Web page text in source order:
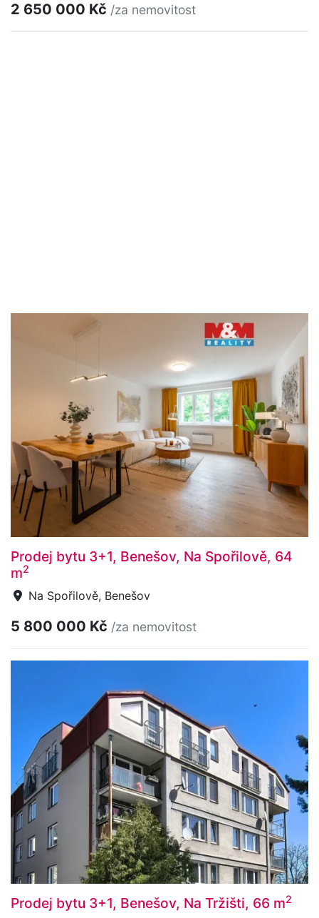
2 650 000 Kč /za nemovitost
Prodej bytu 3+1, Benešov, Na Spořilově, 64
m2
Na Spořilově, Benešov
5 800 000 Kč /za nemovitost
Prodej bytu 3+1, Benešov, Na Tržišti, 66 m2